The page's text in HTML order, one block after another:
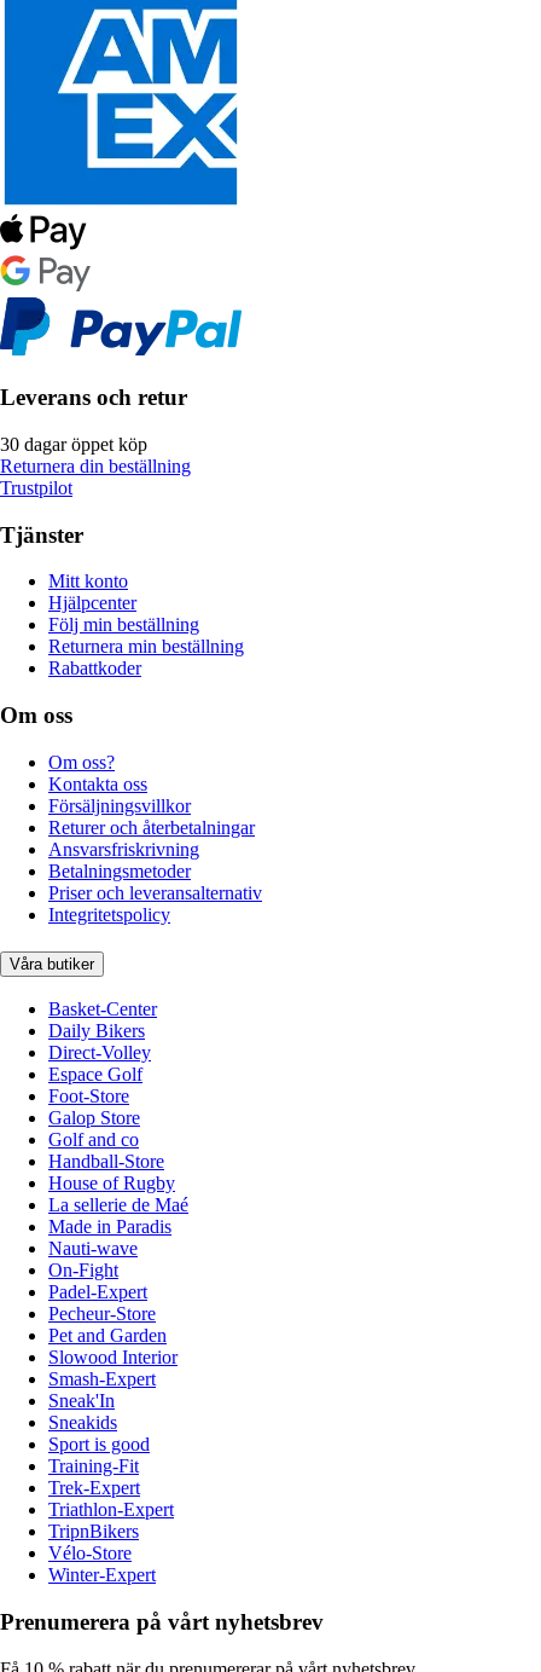
Leverans och retur
30 dagar öppet köp
Returnera din beställning
Trustpilot
Tjänster
Mitt konto
Hjälpcenter
Följ min beställning
Returnera min beställning
Rabattkoder
Om oss
Om oss?
Kontakta oss
Försäljningsvillkor
Returer och återbetalningar
Ansvarsfriskrivning
Betalningsmetoder
Priser och leveransalternativ
Integritetspolicy
Våra butiker
Basket-Center
Daily Bikers
Direct-Volley
Espace Golf
Foot-Store
Galop Store
Golf and co
Handball-Store
House of Rugby
La sellerie de Maé
Made in Paradis
Nauti-wave
On-Fight
Padel-Expert
Pecheur-Store
Pet and Garden
Slowood Interior
Smash-Expert
Sneak'In
Sneakids
Sport is good
Training-Fit
Trek-Expert
Triathlon-Expert
TripnBikers
Vélo-Store
Winter-Expert
Prenumerera på vårt nyhetsbrev